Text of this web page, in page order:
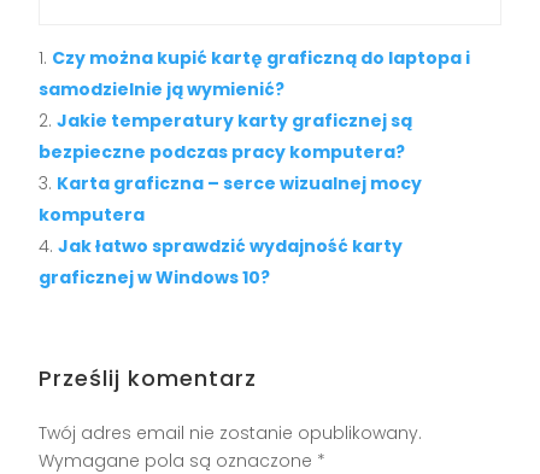
Czy można kupić kartę graficzną do laptopa i
samodzielnie ją wymienić?
Jakie temperatury karty graficznej są
bezpieczne podczas pracy komputera?
Karta graficzna – serce wizualnej mocy
komputera
Jak łatwo sprawdzić wydajność karty
graficznej w Windows 10?
Prześlij komentarz
Twój adres email nie zostanie opublikowany.
Wymagane pola są oznaczone *